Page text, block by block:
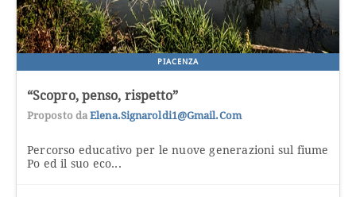
PIACENZA
“Scopro, penso, rispetto”
Proposto da Elena.signaroldi1@gmail.com
Percorso educativo per le nuove generazioni sul fiume
Po ed il suo eco...